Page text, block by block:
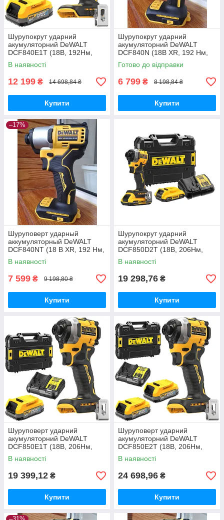
Шурупокрут ударний
акумуляторний DeWALT
DCF840E1T (18В, 192Нм,
0.88кг, ЗП +PowerStack 1.7Ач)
В наявності
12 199 ₴ 14 698,84 ₴
Купити
Шурупокрут ударний
акумуляторний DeWALT
DCF840N (18В XR, 192 Нм,
0.88кг)
Готово до відправки
6 799 ₴ 8 198,84 ₴
Купити
–17%
Шуруповерт ударный
аккумуляторный DeWALT
DCF840NT (18 В XR, 192 Нм,
0.88 кг + Кейс)
В наявності
7 599 ₴ 9 198,80 ₴
Купити
Шурупокрут ударний
акумуляторний DeWALT
DCF850D2T (18В, 206Нм,
0.95кг, ЗП +АКБ 2Аг х2шт)
В наявності
19 298,76 ₴
Купити
Шуруповерт ударний
акумуляторний DeWALT
DCF850E1T (18В, 206Нм,
0.95кг, ЗП + АКБ PowerStack
1.7Ач)
В наявності
19 399,12 ₴
Купити
Шуруповерт ударний
акумуляторний DeWALT
DCF850E2T (18В, 206Нм,
0.95кг, ЗП +АКБ PowerStack
1.7 Аг х2шт.)
В наявності
24 698,96 ₴
Купити